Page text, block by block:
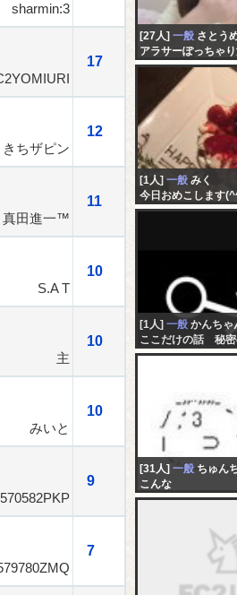
sharmin:3
17
12
きちザピン
11
真田進一™️
10
S.A T
10
主
10
みいと
9
7
[27人] 一般 さとう
アラサーぽっちゃ
[1人] 一般 みく
今日おめこします
[1人] 一般 かんちゃ
ここだけの話 秘
になる事
[31人] 一般 ちゅん
こんな